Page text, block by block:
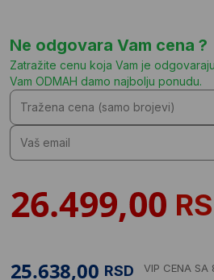
Ne odgovara Vam cena ?
Zatražite cenu koja Vam je
Vam ODMAH damo najbolju ponudu.
RSD VIP CENA SA